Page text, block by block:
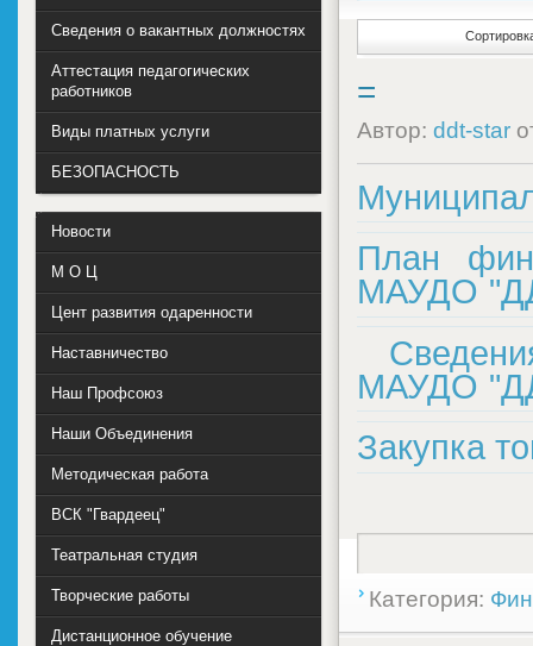
=
Автор: ddt-star
План
МАУДО
МАУДО
Закупка
Категория:
Сведения о вакантных должностях
Аттестация педагогических
работников
Виды платных услуги
БЕЗОПАСНОСТЬ
Новости
М О Ц
Цент развития одаренности
Наставничество
Наш Профсоюз
Наши Объединения
Методическая работа
ВСК "Гвардеец"
Театральная студия
Творческие работы
Дистанционное обучение